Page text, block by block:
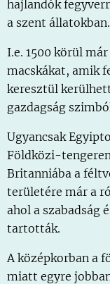
hajlandók
a szent állatokban.
I.e. 1500 körül
macskákat, amik
keresztül
gazdagság
Ugyancsak
Földközi-
Britanniába a
területére már a
ahol a szabadság
tartották.
A középkorban a
miatt egyre